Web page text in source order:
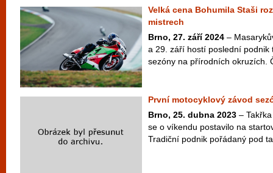
Velká cena Bohumila Staši
mistrech
Brno, 27. září 2024 –
a 29. září hostí poslední podnik
sezóny na přírodních okruzích.
První motocyklový závod
Brno, 25. dubna 2023 –
se o víkendu postavilo na
Tradiční podnik pořádaný pod